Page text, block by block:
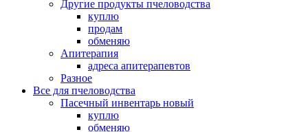
Другие продукты пчеловодства
куплю
продам
обменяю
Апитерапия
адреса апитерапевтов
Разное
Все для пчеловодства
Пасечный инвентарь новый
куплю
обменяю